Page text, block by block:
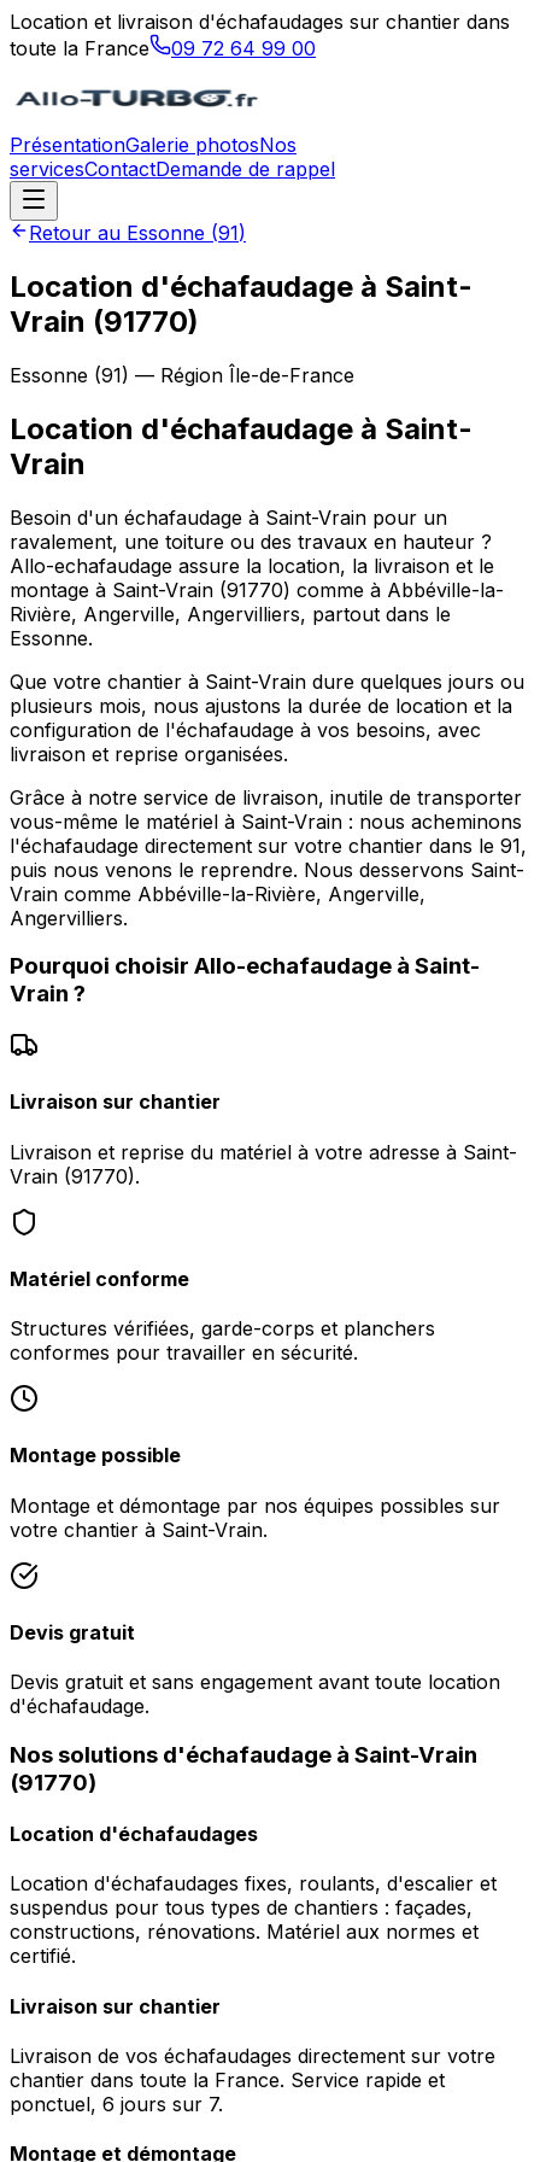
Location et livraison d'échafaudages sur chantier dans
toute la France
09 72 64 99 00
PrésentationGalerie photosNos
servicesContactDemande de rappel
Retour au Essonne (91)
Location d'échafaudage à Saint-
Vrain (91770)
Essonne (91) — Région Île-de-France
Location d'échafaudage à Saint-
Vrain
Besoin d'un échafaudage à Saint-Vrain pour un
ravalement, une toiture ou des travaux en hauteur ?
Allo-echafaudage assure la location, la livraison et le
montage à Saint-Vrain (91770) comme à Abbéville-la-
Rivière, Angerville, Angervilliers, partout dans le
Essonne.
Que votre chantier à Saint-Vrain dure quelques jours ou
plusieurs mois, nous ajustons la durée de location et la
configuration de l'échafaudage à vos besoins, avec
livraison et reprise organisées.
Grâce à notre service de livraison, inutile de transporter
vous-même le matériel à Saint-Vrain : nous acheminons
l'échafaudage directement sur votre chantier dans le 91,
puis nous venons le reprendre. Nous desservons Saint-
Vrain comme Abbéville-la-Rivière, Angerville,
Angervilliers.
Pourquoi choisir Allo-echafaudage à Saint-
Vrain ?
Livraison sur chantier
Livraison et reprise du matériel à votre adresse à Saint-
Vrain (91770).
Matériel conforme
Structures vérifiées, garde-corps et planchers
conformes pour travailler en sécurité.
Montage possible
Montage et démontage par nos équipes possibles sur
votre chantier à Saint-Vrain.
Devis gratuit
Devis gratuit et sans engagement avant toute location
d'échafaudage.
Nos solutions d'échafaudage à Saint-Vrain
(91770)
Location d'échafaudages
Location d'échafaudages fixes, roulants, d'escalier et
suspendus pour tous types de chantiers : façades,
constructions, rénovations. Matériel aux normes et
certifié.
Livraison sur chantier
Livraison de vos échafaudages directement sur votre
chantier dans toute la France. Service rapide et
ponctuel, 6 jours sur 7.
Montage et démontage